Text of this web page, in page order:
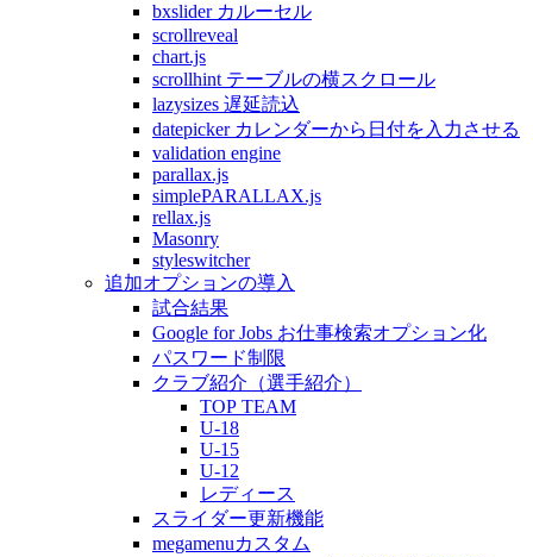
bxslider カルーセル
scrollreveal
chart.js
scrollhint テーブルの横スクロール
lazysizes 遅延読込
datepicker カレンダーから日付を入力させる
validation engine
parallax.js
simplePARALLAX.js
rellax.js
Masonry
styleswitcher
追加オプションの導入
試合結果
Google for Jobs お仕事検索オプション化
パスワード制限
クラブ紹介（選手紹介）
TOP TEAM
U-18
U-15
U-12
レディース
スライダー更新機能
megamenuカスタム